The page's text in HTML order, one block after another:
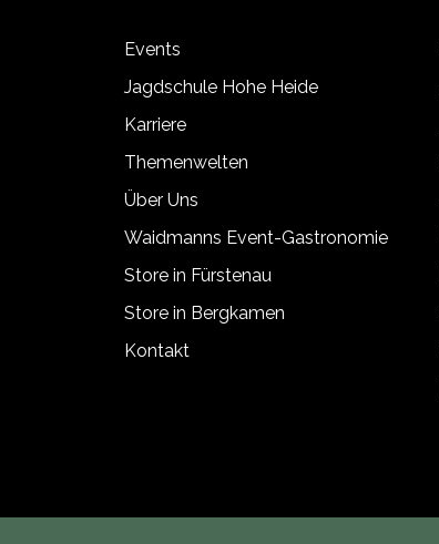
Events
Jagdschule Hohe Heide
Karriere
Themenwelten
Über Uns
Waidmanns Event-Gastronomie
Store in Fürstenau
Store in Bergkamen
Kontakt